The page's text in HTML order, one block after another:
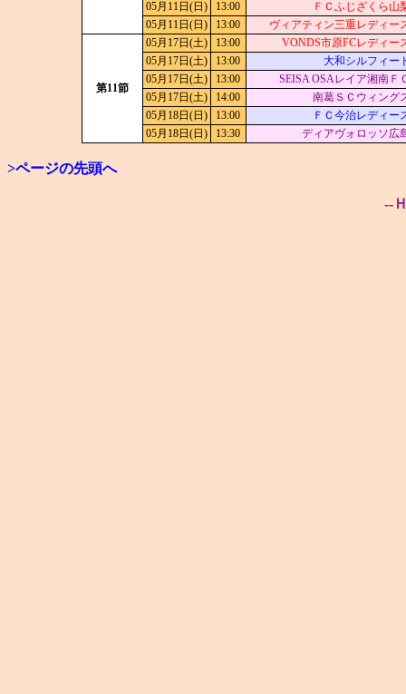
05月11日(日) 13:00
ＦＣふじざくら山
05月11日(日)
13:00 ヴィアティン三重レディー
第11節
05月17日(土) 13:00
VONDS市原FCレディー
05月17日(土)
13:00
大和シルフィー
05月17日(土)
13:00
SEISA OSAレイア湘南Ｆ
05月17日(土)
14:00
南葛ＳＣウィング
05月18日(日)
13:00
ＦＣ今治レディー
05月18日(日)
13:30 ディアヴォロッソ広
>ページの先頭へ
--